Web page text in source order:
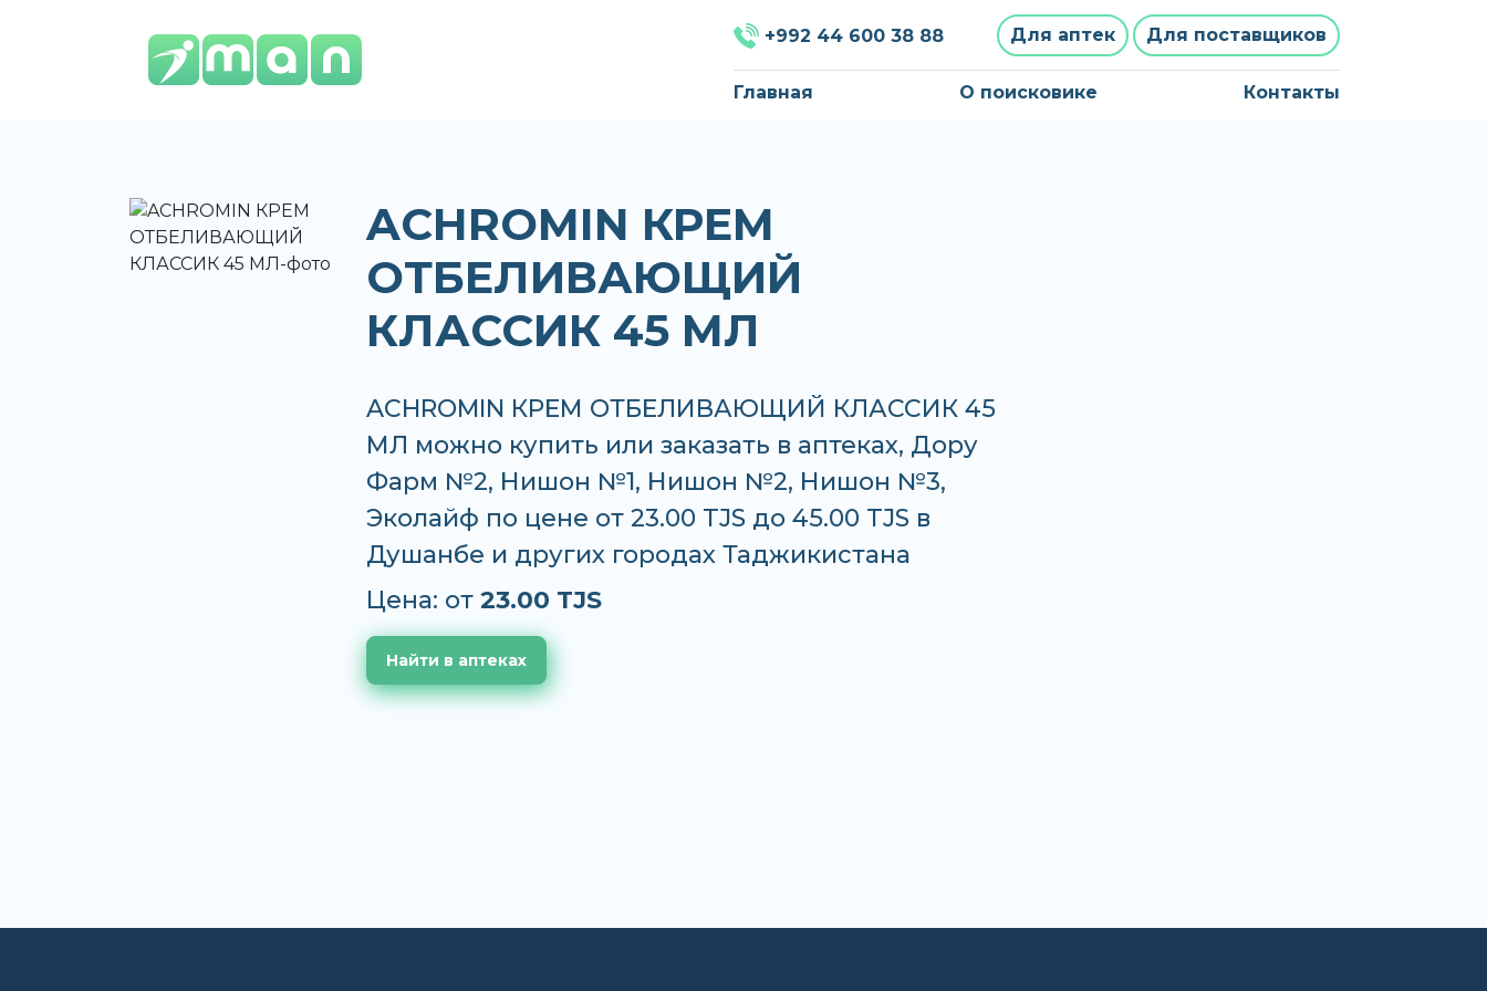
+992 44 600 38 88 Для аптек Для поставщиков
Главная О поисковике Контакты
ACHROMIN КРЕМ
ОТБЕЛИВАЮЩИЙ
КЛАССИК 45 МЛ
ACHROMIN КРЕМ ОТБЕЛИВАЮЩИЙ КЛАССИК 45
МЛ можно купить или заказать в аптеках, Дору
Фарм №2, Нишон №1, Нишон №2, Нишон №3,
Эколайф по цене от 23.00 TJS до 45.00 TJS в
Душанбе и других городах Таджикистана
Цена: от 23.00 TJS
Найти в аптеках